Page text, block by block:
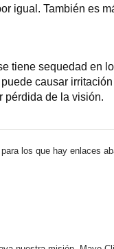
igual. También es
tiene sequedad en
causar
pérdida de la visión.
los que hay enlaces